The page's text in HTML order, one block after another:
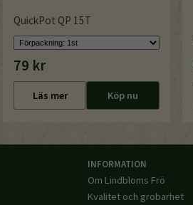
QuickPot QP 15T
79 kr
Läs mer Köp nu
INFORMATION
Om Lindbloms Frö
Kvalitet och grobarhet